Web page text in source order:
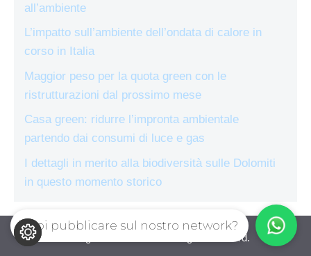
all’ambiente
L’impatto sull’ambiente dell’ondata di calore in
corso in Italia
Maggior peso per la quota green con le
ristrutturazioni dal prossimo mese
Casa green: ridurre l’impronta ambientale
partendo dai consumi di luce e gas
I dettagli in merito alla biodiversità sulle Dolomiti
in questo momento storico
ecologiae.com © 2026. All right reserverd.
Vuoi pubblicare sul nostro network?